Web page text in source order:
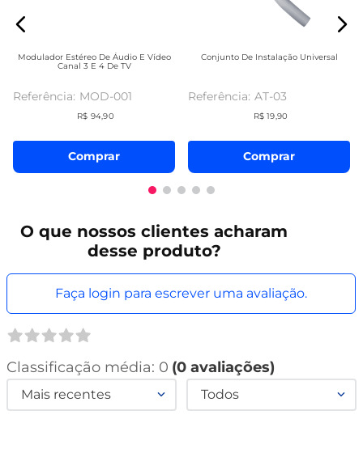
Modulador Estéreo De Áudio E Vídeo
Canal 3 E 4 De TV
MOD-001
R$ 94,90
Comprar
Conjunto De Instalação Universal
AT-03
R$ 19 90
Comprar
O que nossos clientes acharam
desse produto?
Classificação média: 0 (0 avaliações)
Faça login para escrever uma avaliação.
Mais recentes Todos